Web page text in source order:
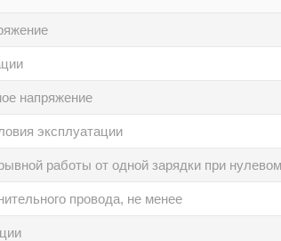
напряжение
эксплуатации
работы от одной зарядки при
провода, не менее